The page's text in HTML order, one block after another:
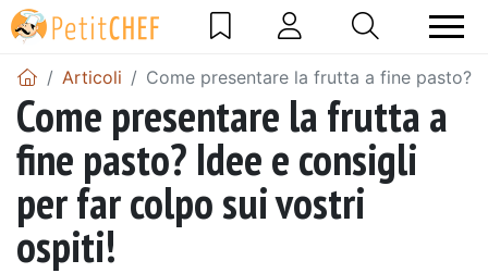
Articoli Come presentare la frutta a fine pasto?
Come presentare la frutta a
fine pasto? Idee e consigli
per far colpo sui vostri
ospiti!